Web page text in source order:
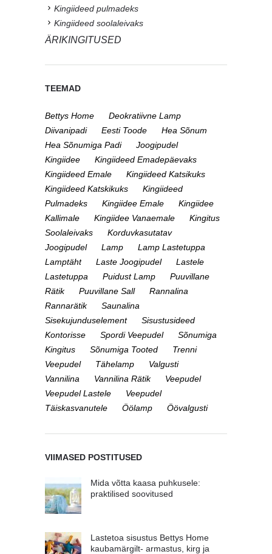
Kingiideed pulmadeks
Kingiideed soolaleivaks
ÄRIKINGITUSED
TEEMAD
Bettys Home
Deokratiivne Lamp
Diivanipadi
Eesti Toode
Hea Sõnum
Hea Sõnumiga Padi
Joogipudel
Kingiidee
Kingiideed Emadepäevaks
Kingiideed Emale
Kingiideed Katsikuks
Kingiideed Katskikuks
Kingiideed
Pulmadeks
Kingiidee Emale
Kingiidee
Kallimale
Kingiidee Vanaemale
Kingitus
Soolaleivaks
Korduvkasutatav
Joogipudel
Lamp
Lamp Lastetuppa
Lamptäht
Laste Joogipudel
Lastele
Lastetuppa
Puidust Lamp
Puuvillane
Rätik
Puuvillane Sall
Rannalina
Rannarätik
Saunalina
Sisekujunduselement
Sisustusideed
Kontorisse
Spordi Veepudel
Sõnumiga
Kingitus
Sõnumiga Tooted
Trenni
Veepudel
Tähelamp
Valgusti
Vannilina
Vannilina Rätik
Veepudel
Veepudel Lastele
Veepudel
Täiskasvanutele
Öölamp Öövalgusti
VIIMASED POSTITUSED
Mida võtta kaasa puhkusele:
praktilised soovitused
Lastetoa sisustus Bettys Home
kaubamärgilt- armastus, kirg ja